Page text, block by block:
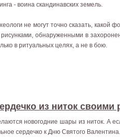
- воина скандинавских земель.
не могут точно сказать,
обнаруженными в
в ритуальных целях, а не в бою.
из ниток своими
новогодние шары из ниток. А
сердечко к Дню Святого Валентина.